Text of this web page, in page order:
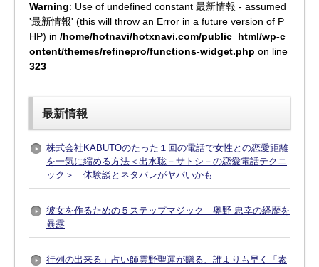
Warning: Use of undefined constant 最新情報 - assumed
'最新情報' (this will throw an Error in a future version of P
HP) in /home/hotnavi/hotxnavi.com/public_html/wp-c
ontent/themes/refinepro/functions-widget.php on line
323
最新情報
株式会社KABUTOのたった１回の電話で女性との恋愛距離
を一気に縮める方法＜出水聡－サトシ－の恋愛電話テクニ
ック＞ 体験談とネタバレがヤバいかも
彼女を作るための５ステップマジック 奥野 忠幸の経歴を
暴露
行列の出来る」占い師雲野聖運が贈る、誰よりも早く「素